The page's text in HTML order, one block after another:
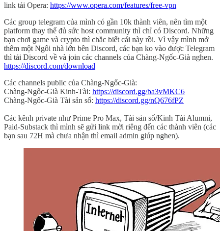
link tải Opera: https://www.opera.com/features/free-vpn
Các group telegram của mình có gần 10k thành viên, nên tìm một
platform thay thế đủ sức host community thì chỉ có Discord. Những
bạn chơi game và crypto thì chắc biết cái này rồi. Vì vậy mình mở
thêm một Ngôi nhà lớn bên Discord, các bạn ko vào được Telegram
thì tải Discord về và join các channels của Chàng-Ngốc-Già nghen.
https://discord.com/download
Các channels public của Chàng-Ngốc-Già:
Chàng-Ngốc-Già Kinh-Tài: https://discord.gg/ba3vMKC6
Chàng-Ngốc-Già Tài sản số: https://discord.gg/nQ676fPZ
Các kênh private như Prime Pro Max, Tài sản số/Kinh Tài Alumni,
Paid-Substack thì mình sẽ gửi link mời riêng đến các thành viên (các
bạn sau 72H mà chưa nhận thì email admin giúp nghen).